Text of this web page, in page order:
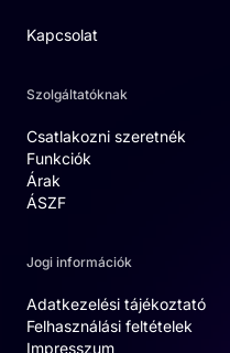
Kapcsolat
Szolgáltatóknak
Csatlakozni szeretnék
Funkciók
Árak
ÁSZF
Jogi információk
Adatkezelési tájékoztató
Felhasználási feltételek
Impresszum